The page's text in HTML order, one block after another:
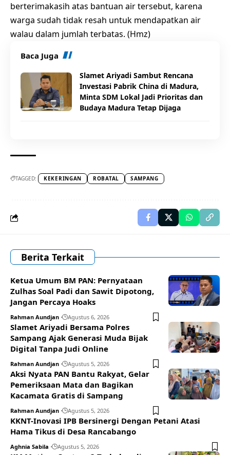
berterimakasih atas bantuan air tersebut, karena
warga sudah tidak resah untuk mendapatkan air
walau dalam jumlah terbatas. (Hmz)
Baca Juga
Slamet Ariyadi Sambut Rencana
Investasi Pabrik China di Madura,
Minta SDM Lokal Jadi Prioritas dan
Budaya Madura Tetap Dijaga
TAGGED: KEKERINGAN ROBATAL SAMPANG
Berita Terkait
Ketua Umum BM PAN: Pernyataan
Zulhas Soal Padi dan Sawit Dipotong,
Jangan Percaya Hoaks
Rahman Aundjan Agustus 6, 2026
Slamet Ariyadi Bersama Polres
Sampang Ajak Generasi Muda Bijak
Digital Tanpa Judi Online
Rahman Aundjan Agustus 5, 2026
Aksi Nyata PAN Bantu Rakyat, Gelar
Pemeriksaan Mata dan Bagikan
Kacamata Gratis di Sampang
Rahman Aundjan Agustus 5, 2026
KKNT-Inovasi IPB Bersinergi Dengan Petani Atasi
Hama Tikus di Desa Rancabango
Aghnia Sabila Agustus 5, 2026